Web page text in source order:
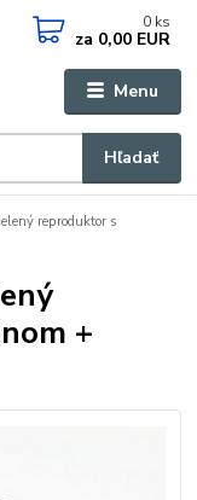
Menu
Hľadať
0 ks
za 0,00 EUR
reproduktor s
+